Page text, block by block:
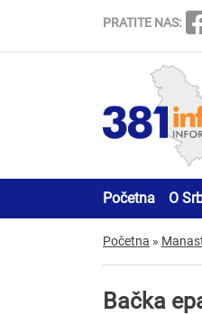
PRATITE NAS:
Početna O
Početna »
Bačka